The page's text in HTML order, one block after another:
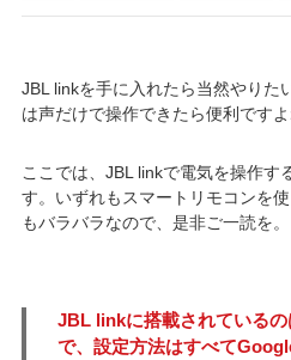
JBL linkを手に入れたら当然やりた
は声だけで操作できたら便利ですよ
ここでは、JBL linkで電気を操作す
す。いずれもスマートリモコンを
もバラバラなので、是非ご一読を。
JBL linkに搭載されている
で、設定方法はすべて